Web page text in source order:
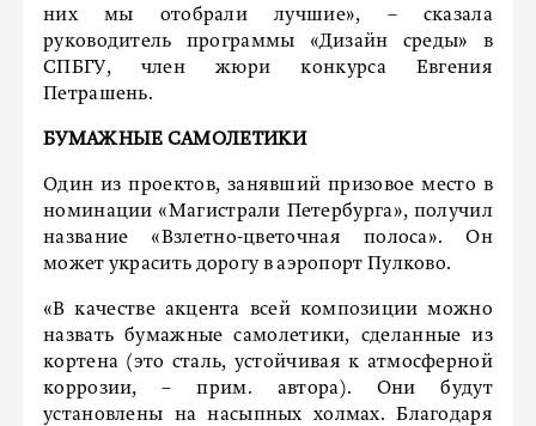
них мы отобрали лучшие», – сказала
руководитель программы «Дизайн среды» в
СПБГУ, член жюри конкурса Евгения
Петрашень.
БУМАЖНЫЕ САМОЛЕТИКИ
Один из проектов, занявший призовое место в
номинации «Магистрали Петербурга», получил
название «Взлетно-цветочная полоса». Он
может украсить дорогу в аэропорт Пулково.
«В качестве акцента всей композиции можно
назвать бумажные самолетики, сделанные из
кортена (это сталь, устойчивая к атмосферной
коррозии, – прим. автора). Они будут
установлены на насыпных холмах. Благодаря